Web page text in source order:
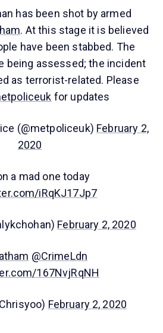
has been shot by armed
. At this stage it is believed
have been stabbed. The
being assessed; the incident
as terrorist-related. Please
for updates
(@metpoliceuk) February 2,
2020
a mad one today
iRqKJ17Jp7
February 2, 2020
@CrimeLdn
167NvjRqNH
February 2, 2020